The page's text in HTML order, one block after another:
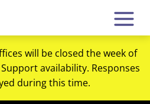
will be closed the week of
availability. Responses
during this time.